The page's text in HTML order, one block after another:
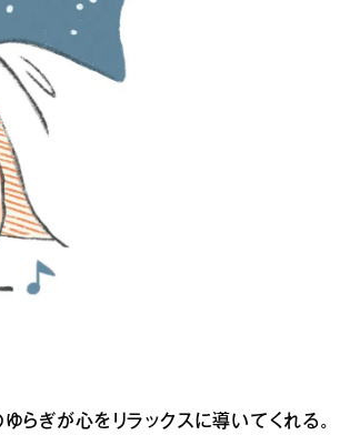
らぎが心をリラックスに導いてくれる。